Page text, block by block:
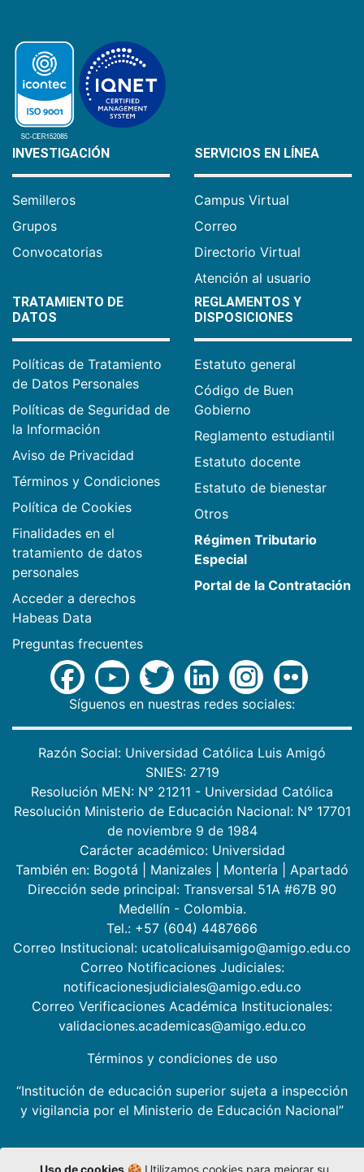
INVESTIGACIÓN
Semilleros
Grupos
Convocatorias
SERVICIOS EN LÍNEA
Campus Virtual
Correo
Directorio Virtual
Atención al usuario
TRATAMIENTO DE
DATOS
Políticas de Tratamiento
de Datos Personales
Políticas de Seguridad de
la Información
Aviso de Privacidad
Términos y Condiciones
Política de Cookies
Finalidades en el
tratamiento de datos
personales
Acceder a derechos
Habeas Data
Preguntas frecuentes
REGLAMENTOS Y
DISPOSICIONES
Estatuto general
Código de Buen
Gobierno
Reglamento estudiantil
Estatuto docente
Estatuto de bienestar
Otros
Régimen Tributario
Especial
Portal de la Contratación
Síguenos en nuestras redes sociales:
Razón Social: Universidad Católica Luis Amigó
SNIES: 2719
Resolución MEN: N° 21211 - Universidad Católica
Resolución Ministerio de Educación Nacional: N° 17701
de noviembre 9 de 1984
Carácter académico: Universidad
También en: Bogotá Manizales Montería
Apartadó
Dirección sede principal: Transversal 51A #67B 90
Medellín - Colombia.
Tel.: +57 (604) 4487666
Correo Institucional: ucatolicaluisamigo@amigo.edu.co
Correo Notificaciones Judiciales:
notificacionesjudiciales@amigo.edu.co
Correo Verificaciones Académica Institucionales:
validaciones.academicas@amigo.edu.co
Términos y condiciones de uso
“Institución de educación superior sujeta a inspección
y vigilancia por el Ministerio de Educación Nacional”
Uso de cookies🍪 Utilizamos cookies para mejorar su